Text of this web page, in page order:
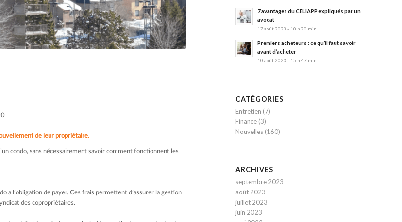
de leur propriétaire.
condo, sans nécessairement savoir comment fonctionnent les
a l’obligation de payer. Ces frais permettent d’assurer la gestion
des copropriétaires.
7 avantages du CELIAPP expliqués par un
avocat
17 août 2023 - 10 h 20 min
Premiers acheteurs : ce qu’il faut savoir
avant d’acheter
10 août 2023 - 15 h 47 min
CATÉGORIES
Entretien (7)
Finance (3)
Nouvelles (160)
ARCHIVES
septembre 2023
août 2023
juillet 2023
juin 2023